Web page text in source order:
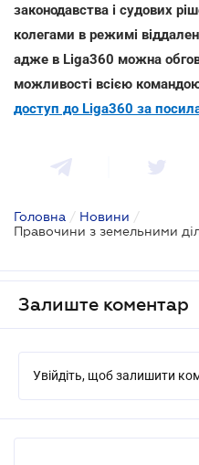
законодавства і судових
колегами в режимі
адже в Liga360 можна
можливості всією
доступ до Liga360 за
Головна / Новини /
Залиште коментар
Увійдіть, щоб залишити